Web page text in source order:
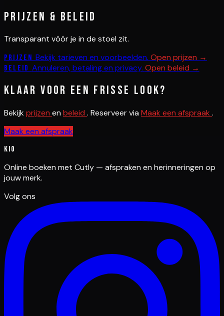
Prijzen & beleid
Transparant vóór je in de stoel zit.
Prijzen Bekijk tarieven en voorbeelden. Open prijzen →
Beleid Annuleren, betaling en privacy. Open beleid →
Klaar voor een frisse look?
Bekijkprijzen en beleid . Reserveer via Maak een afspraak .
Maak een afspraak
Kio
Online boeken met Cutly — afspraken en herinneringen op
jouw merk.
Volg ons